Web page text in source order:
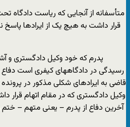
متأسفانه از آنجايی که رياست دادگاه
قرار داشت به هيچ يک از ايرادها پاسخ
پدرم که خود وکيل دادگستری و
رسيدگی در دادگاههای کيفری است
قاضی به ايرادهای شکلی مذکور در
وکيل دادگستری که در مقام اتهام قرار
آخرين دفاع از پدرم – يعنی متهم – ختم